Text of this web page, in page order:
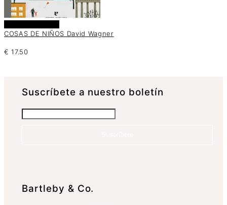
COSAS DE NIÑOS David Wagner
€ 17.50
Suscrí­bete a nuestro boletín
Bartleby & Co.